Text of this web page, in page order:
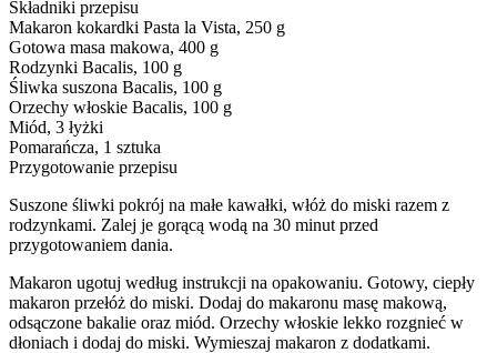
Składniki przepisu
Makaron kokardki Pasta la Vista, 250 g
Gotowa masa makowa, 400 g
Rodzynki Bacalis, 100 g
Śliwka suszona Bacalis, 100 g
Orzechy włoskie Bacalis, 100 g
Miód, 3 łyżki
Pomarańcza, 1 sztuka
Przygotowanie przepisu
Suszone śliwki pokrój na małe kawałki, włóż do miski razem z
rodzynkami. Zalej je gorącą wodą na 30 minut przed
przygotowaniem dania.
Makaron ugotuj według instrukcji na opakowaniu. Gotowy, ciepły
makaron przełóż do miski. Dodaj do makaronu masę makową,
odsączone bakalie oraz miód. Orzechy włoskie lekko rozgnieć w
dłoniach i dodaj do miski. Wymieszaj makaron z dodatkami.